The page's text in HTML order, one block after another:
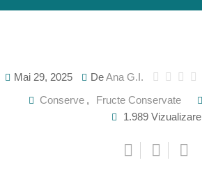
Mai 29, 2025 DeAna G.I.
Conserve , Fructe Conservate
1.989 Vizualizare